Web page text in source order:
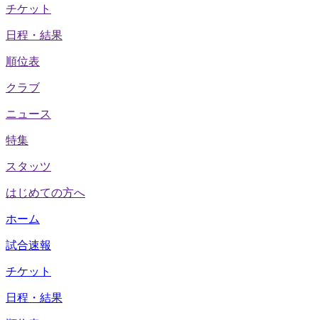
チケット
日程・結果
順位表
クラブ
ニュース
特集
スタッツ
はじめての方へ
ホーム
試合速報
チケット
日程・結果